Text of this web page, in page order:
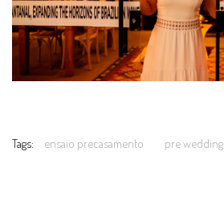
Tags: ensaio precasamento pre wedding